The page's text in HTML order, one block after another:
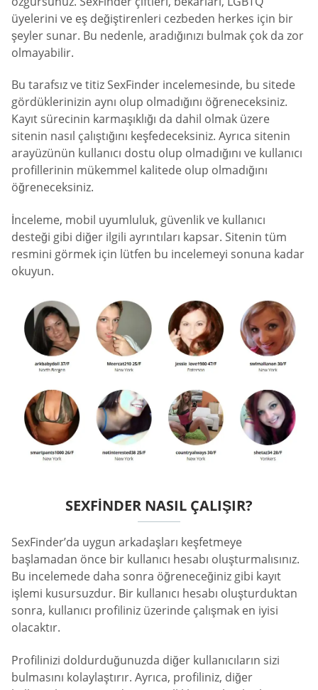
üyelerini ve eş değiştirenleri cezbeden herkes için bir
şeyler sunar. Bu nedenle, aradığınızı bulmak çok da zor
olmayabilir.
Bu tarafsız ve titiz SexFinder incelemesinde, bu sitede
gördüklerinizin aynı olup olmadığını öğreneceksiniz.
Kayıt sürecinin karmaşıklığı da dahil olmak üzere
sitenin nasıl çalıştığını keşfedeceksiniz. Ayrıca sitenin
arayüzünün kullanıcı dostu olup olmadığını ve kullanıcı
profillerinin mükemmel kalitede olup olmadığını
öğreneceksiniz.
İnceleme, mobil uyumluluk, güvenlik ve kullanıcı
desteği gibi diğer ilgili ayrıntıları kapsar. Sitenin tüm
resmini görmek için lütfen bu incelemeyi sonuna kadar
okuyun.
SEXFINDER NASIL ÇALIŞIR?
SexFinder’da uygun arkadaşları keşfetmeye
başlamadan önce bir kullanıcı hesabı oluşturmalısınız.
Bu incelemede daha sonra öğreneceğiniz gibi kayıt
işlemi kusursuzdur. Bir kullanıcı hesabı oluşturduktan
sonra, kullanıcı profiliniz üzerinde çalışmak en iyisi
olacaktır.
Profilinizi doldurduğunuzda diğer kullanıcıların sizi
bulmasını kolaylaştırır. Ayrıca, profiliniz, diğer